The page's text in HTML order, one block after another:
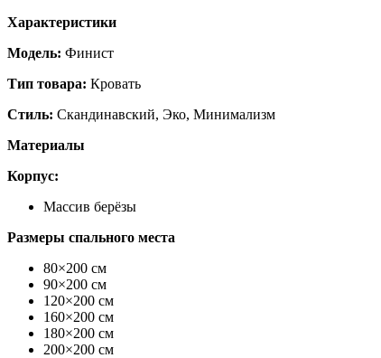
Характеристики
Модель: Финист
Тип товара: Кровать
Стиль: Скандинавский, Эко, Минимализм
Материалы
Корпус:
Массив берёзы
Размеры спального места
80×200 см
90×200 см
120×200 см
160×200 см
180×200 см
200×200 см